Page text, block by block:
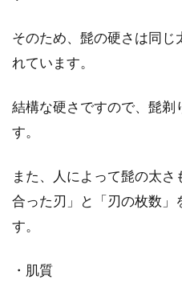
そのため、髭の硬さは同
れています。
結構な硬さですので、髭
す。
また、人によって髭の太
合った刃」と「刃の枚数」
す。
・肌質